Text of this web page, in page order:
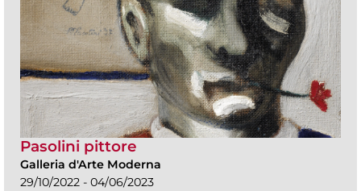
Pasolini pittore
Galleria d'Arte Moderna
29/10/2022 - 04/06/2023